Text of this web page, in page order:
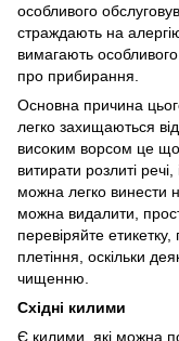
особливого
страждають на
вимагають
про прибирання.
Основна причина
легко захищаються
високим ворсом це
витирати розлиті
можна легко винести
можна видалити,
перевіряйте
плетіння, оскільки
чищенню.
Східні килими
Є килими, які можна